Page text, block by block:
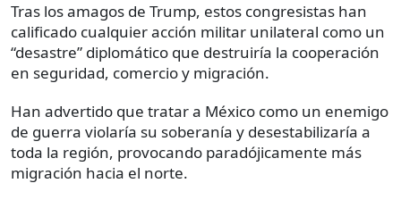
Tras los amagos de Trump, estos congresistas han
calificado cualquier acción militar unilateral como un
“desastre” diplomático que destruiría la cooperación
en seguridad, comercio y migración.
Han advertido que tratar a México como un enemigo
de guerra violaría su soberanía y desestabilizaría a
toda la región, provocando paradójicamente más
migración hacia el norte.